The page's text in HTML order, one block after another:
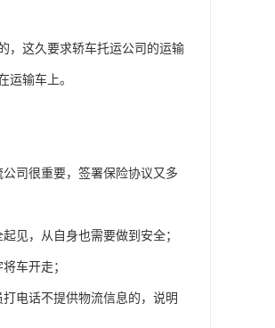
，这久要求轿车托运公司的运输
运输车上。
司很重要，签署保险协议又多
见，从自身也需要做到安全；
车开走；
电话不提供物流信息的，说明